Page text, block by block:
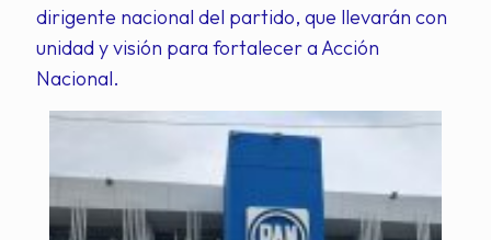
dirigente nacional del partido, que llevarán con
unidad y visión para fortalecer a Acción
Nacional.